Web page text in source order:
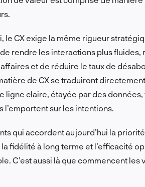
le CX exige la même rigueur
rendre les interactions plus fluides,
et de réduire le taux de
de CX se traduiront
ligne claire, étayée par des
l’emportent sur les intentions.
qui accordent aujourd’hui la
fidélité à long terme et l’efficacité
C’est aussi là que commencent